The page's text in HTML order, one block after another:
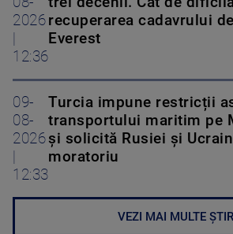
2026
12:36
recuperarea cadavrului
Everest
09-
08-
2026
12:33
Turcia impune restricții
transportului maritim pe
și solicită Rusiei și
moratoriu
VEZI MAI MULTE